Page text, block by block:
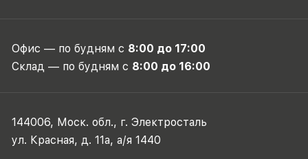
Офис — по будням с 8:00 до 17:00
Склад — по будням с 8:00 до 16:00
144006, Моск. обл., г. Электросталь
ул. Красная, д. 11а, а/я 1440